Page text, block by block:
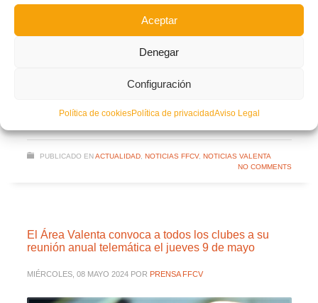
Aceptar
Denegar
Configuración
Política de cookiesPolítica de privacidadAviso Legal
La reunión finalizó con un turno de preguntas y propuestas, en el que tomaron
voz representantes de diferentes clubes.
CLUBES REUNIÓN VALENTA LEER MÁS
PUBLICADO EN ACTUALIDAD, NOTICIAS FFCV, NOTICIAS VALENTA
NO COMMENTS
El Área Valenta convoca a todos los clubes a su
reunión anual telemática el jueves 9 de mayo
MIÉRCOLES, 08 MAYO 2024 POR PRENSA FFCV